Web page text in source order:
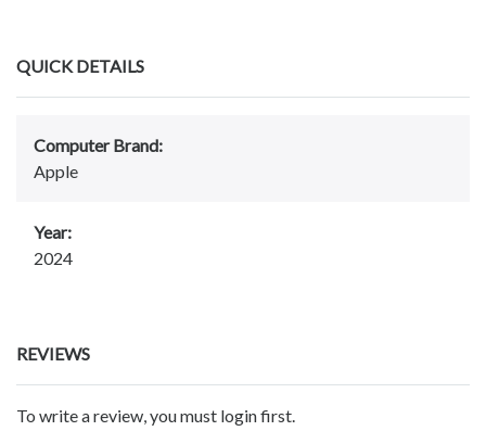
QUICK DETAILS
Computer Brand:
Apple
Year:
2024
REVIEWS
To write a review, you must login first.